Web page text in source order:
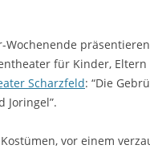
Wochenende
für Kinder, Eltern
Scharzfeld: “Die
Joringel”.
vor einem